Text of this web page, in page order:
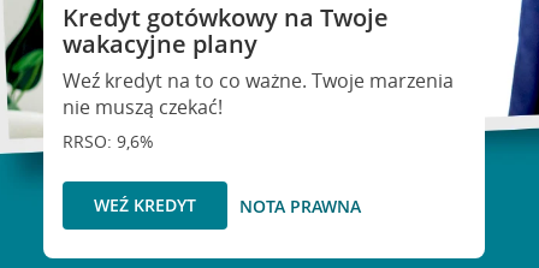
Kredyt gotówkowy na Twoje
wakacyjne plany
Weź kredyt na to co ważne. Twoje marzenia
nie muszą czekać!
RRSO: 9,6%
WEŹ KREDYT NOTA PRAWNA